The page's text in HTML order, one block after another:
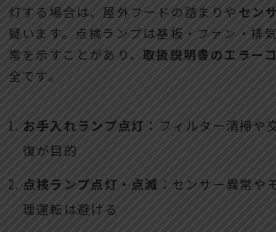
灯する場合は、屋外フードの詰まりや セン
疑います。点検ランプは基板・ファン・排
常を示すことがあり、取扱説明書のエラー
全です。
お手入れランプ点灯 ：フィルター清掃や
復が目的
点検ランプ点灯・点滅 ：センサー異常や
理運転は避ける